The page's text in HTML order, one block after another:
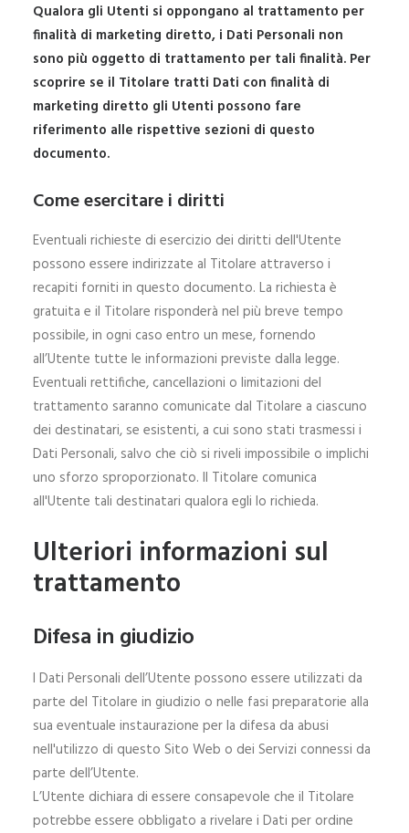
Qualora gli Utenti si oppongano al trattamento per
finalità di marketing diretto, i Dati Personali non
sono più oggetto di trattamento per tali finalità. Per
scoprire se il Titolare tratti Dati con finalità di
marketing diretto gli Utenti possono fare
riferimento alle rispettive sezioni di questo
documento.
Come esercitare i diritti
Eventuali richieste di esercizio dei diritti dell'Utente
possono essere indirizzate al Titolare attraverso i
recapiti forniti in questo documento. La richiesta è
gratuita e il Titolare risponderà nel più breve tempo
possibile, in ogni caso entro un mese, fornendo
all’Utente tutte le informazioni previste dalla legge.
Eventuali rettifiche, cancellazioni o limitazioni del
trattamento saranno comunicate dal Titolare a ciascuno
dei destinatari, se esistenti, a cui sono stati trasmessi i
Dati Personali, salvo che ciò si riveli impossibile o implichi
uno sforzo sproporzionato. Il Titolare comunica
all'Utente tali destinatari qualora egli lo richieda.
Ulteriori informazioni sul
trattamento
Difesa in giudizio
I Dati Personali dell’Utente possono essere utilizzati da
parte del Titolare in giudizio o nelle fasi preparatorie alla
sua eventuale instaurazione per la difesa da abusi
nell'utilizzo di questo Sito Web o dei Servizi connessi da
parte dell’Utente.
L’Utente dichiara di essere consapevole che il Titolare
potrebbe essere obbligato a rivelare i Dati per ordine